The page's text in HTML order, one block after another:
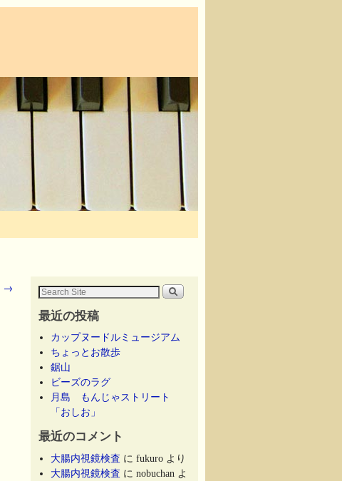
→
最近の投稿
カップヌードルミュージアム
ちょっとお散歩
鋸山
ビーズのラグ
月島 もんじゃストリート
「おしお」
最近のコメント
大腸内視鏡検査 にfukuro より
大腸内視鏡検査 にnobuchan よ